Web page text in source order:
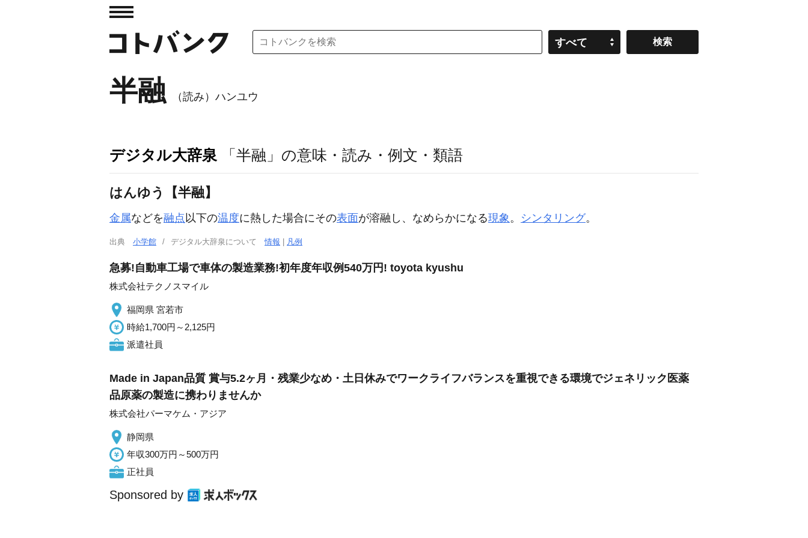
すべて
半融 （読み）ハンユウ
デジタル大辞泉 「半融」の意味・読み・例文・類語
はんゆう【半融】
金属などを融点以下の温度に熱した場合にその表面が溶融し、なめらかになる現象。 シンタリング。
出典 小学館 デジタル大辞泉について情報 凡例
急募!自動車工場で車体の製造業務!初年度年収例540万円! toyota kyushu
株式会社テクノスマイル
福岡県 宮若市
時給1,700円～2,125円
派遣社員
Made in Japan品質 賞与5.2ヶ月・残業少なめ・土日休みでワークライフバランスを重視できる環境でジェネリック医薬
品原薬の製造に携わりませんか
株式会社パーマケム・アジア
静岡県
年収300万円～500万円
正社員
Sponsored by